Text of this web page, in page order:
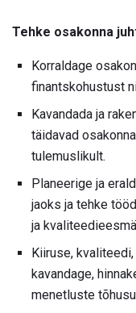
Tehke osakonna
Korraldage
finantskohustust
Kavandada ja
täidavad
tulemuslikult.
Planeerige ja
jaoks ja tehke
ja
Kiiruse,
kavandage,
menetluste